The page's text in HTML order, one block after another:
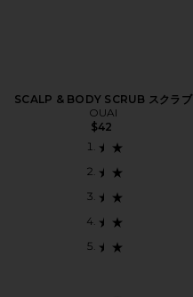
SCALP & BODY SCRUB スクラブ
OUAI
$42